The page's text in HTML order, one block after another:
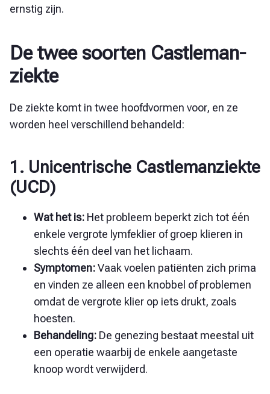
ernstig zijn.
De twee soorten Castleman-
ziekte
De ziekte komt in twee hoofdvormen voor, en ze
worden heel verschillend behandeld:
1. Unicentrische Castlemanziekte
(UCD)
Wat het is: Het probleem beperkt zich tot één
enkele vergrote lymfeklier of groep klieren in
slechts één deel van het lichaam.
Symptomen:Vaak voelen patiënten zich prima
en vinden ze alleen een knobbel of problemen
omdat de vergrote klier op iets drukt, zoals
hoesten.
Behandeling: De genezing bestaat meestal uit
een operatie waarbij de enkele aangetaste
knoop wordt verwijderd.